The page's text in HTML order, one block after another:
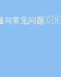
与常见问题🇨🇳